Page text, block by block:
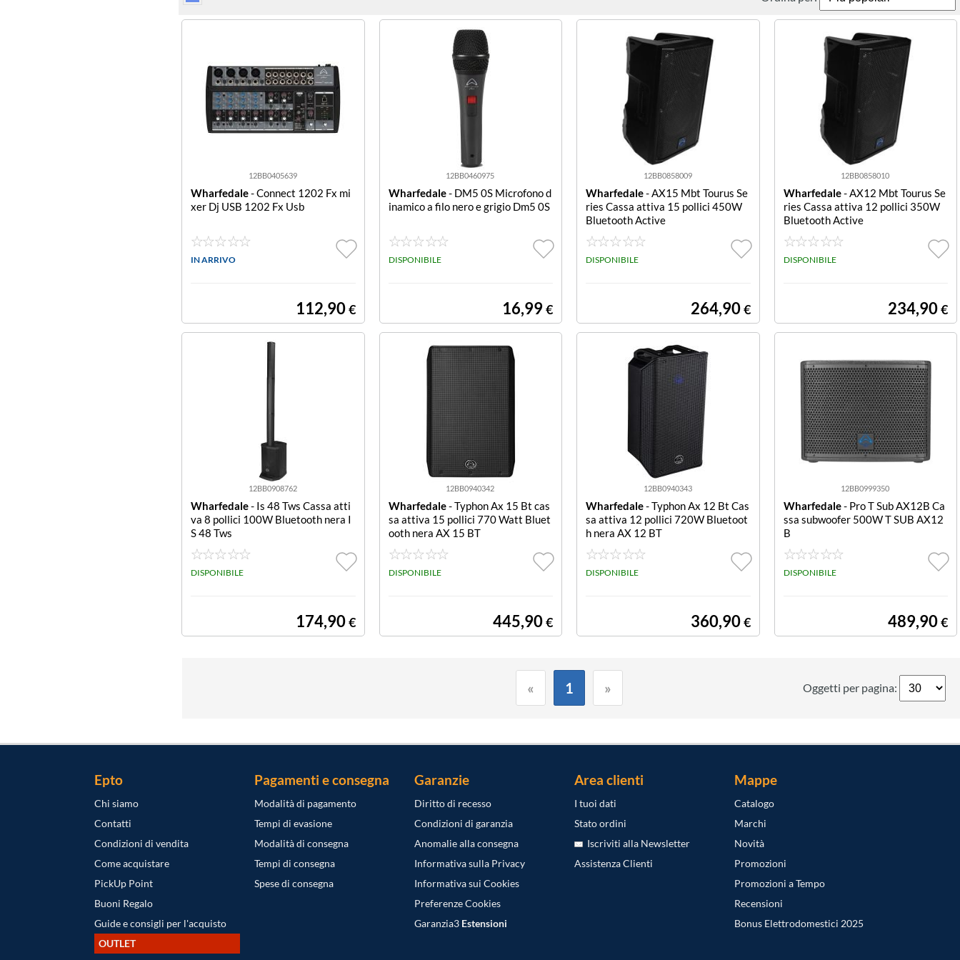
12BB0405639
Wharfedale- Connect 1202 Fx mi
xer Dj USB 1202 Fx Usb
IN ARRIVO
112,90€
12BB0460975
Wharfedale- DM5 0S Microfono d
inamico a filo nero e grigio Dm5 0S
DISPONIBILE
16,99€
12BB0858009
Wharfedale- AX15 Mbt Tourus Se
ries Cassa attiva 15 pollici 450W
Bluetooth Active
DISPONIBILE
264,90€
12BB0858010
Wharfedale- AX12 Mbt Tourus Se
ries Cassa attiva 12 pollici 350W
Bluetooth Active
DISPONIBILE
234,90€
12BB0908762
Wharfedale- Is 48 Tws Cassa atti
va 8 pollici 100W Bluetooth nera I
S 48 Tws
DISPONIBILE
174,90€
12BB0940342
Wharfedale- Typhon Ax 15 Bt cas
sa attiva 15 pollici 770 Watt Bluet
ooth nera AX 15 BT
DISPONIBILE
445,90€
12BB0940343
Wharfedale- Typhon Ax 12 Bt Cas
sa attiva 12 pollici 720W Bluetoot
h nera AX 12 BT
DISPONIBILE
360,90€
12BB0999350
Wharfedale- Pro T Sub AX12B Ca
ssa subwoofer 500W T SUB AX12
B
DISPONIBILE
489,90€
« 1 » Oggetti per pagina:
Epto
Chi siamo
Contatti
Condizioni di vendita
Come acquistare
PickUp Point
Buoni Regalo
Guide e consigli per l'acquisto
OUTLET
Pagamenti e consegna
Modalità di pagamento
Tempi di evasione
Modalità di consegna
Tempi di consegna
Spese di consegna
Garanzie
Diritto di recesso
Condizioni di garanzia
Anomalie alla consegna
Informativa sulla Privacy
Informativa sui Cookies
Preferenze Cookies
Garanzia3 Estensioni
Area clienti
I tuoi dati
Stato ordini
Iscriviti alla Newsletter
Assistenza Clienti
Mappe
Catalogo
Marchi
Novità
Promozioni
Promozioni a Tempo
Recensioni
Bonus Elettrodomestici 2025